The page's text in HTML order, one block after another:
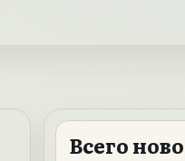
Всего